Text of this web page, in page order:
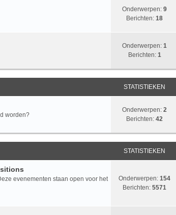
Onderwerpen: 9
Berichten: 18
Onderwerpen: 1
Berichten: 1
STATISTIEKEN
worden?
Onderwerpen: 2
Berichten: 42
STATISTIEKEN
evenementen staan open voor het
Onderwerpen: 154
Berichten: 5571